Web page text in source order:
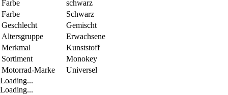
Farbe
schwarz
Farbe
Schwarz
Geschlecht
Gemischt
Altersgruppe
Erwachsene
Merkmal
Kunststoff
Sortiment
Monokey
Motorrad-Marke
Universel
Loading...
Loading...